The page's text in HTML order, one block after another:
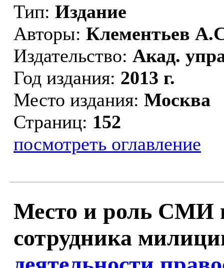
Тип: Издание
Авторы: Клементьев
Издательство: Акад.
Год издания: 2013 г.
Место издания: Москва
Страниц: 152
посмотреть оглавление
Место и роль СМИ
сотрудника